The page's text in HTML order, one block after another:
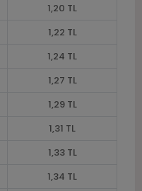
1,20 TL
1,22 TL
1,24 TL
1,27 TL
1,29 TL
1,31 TL
1,33 TL
1,34 TL